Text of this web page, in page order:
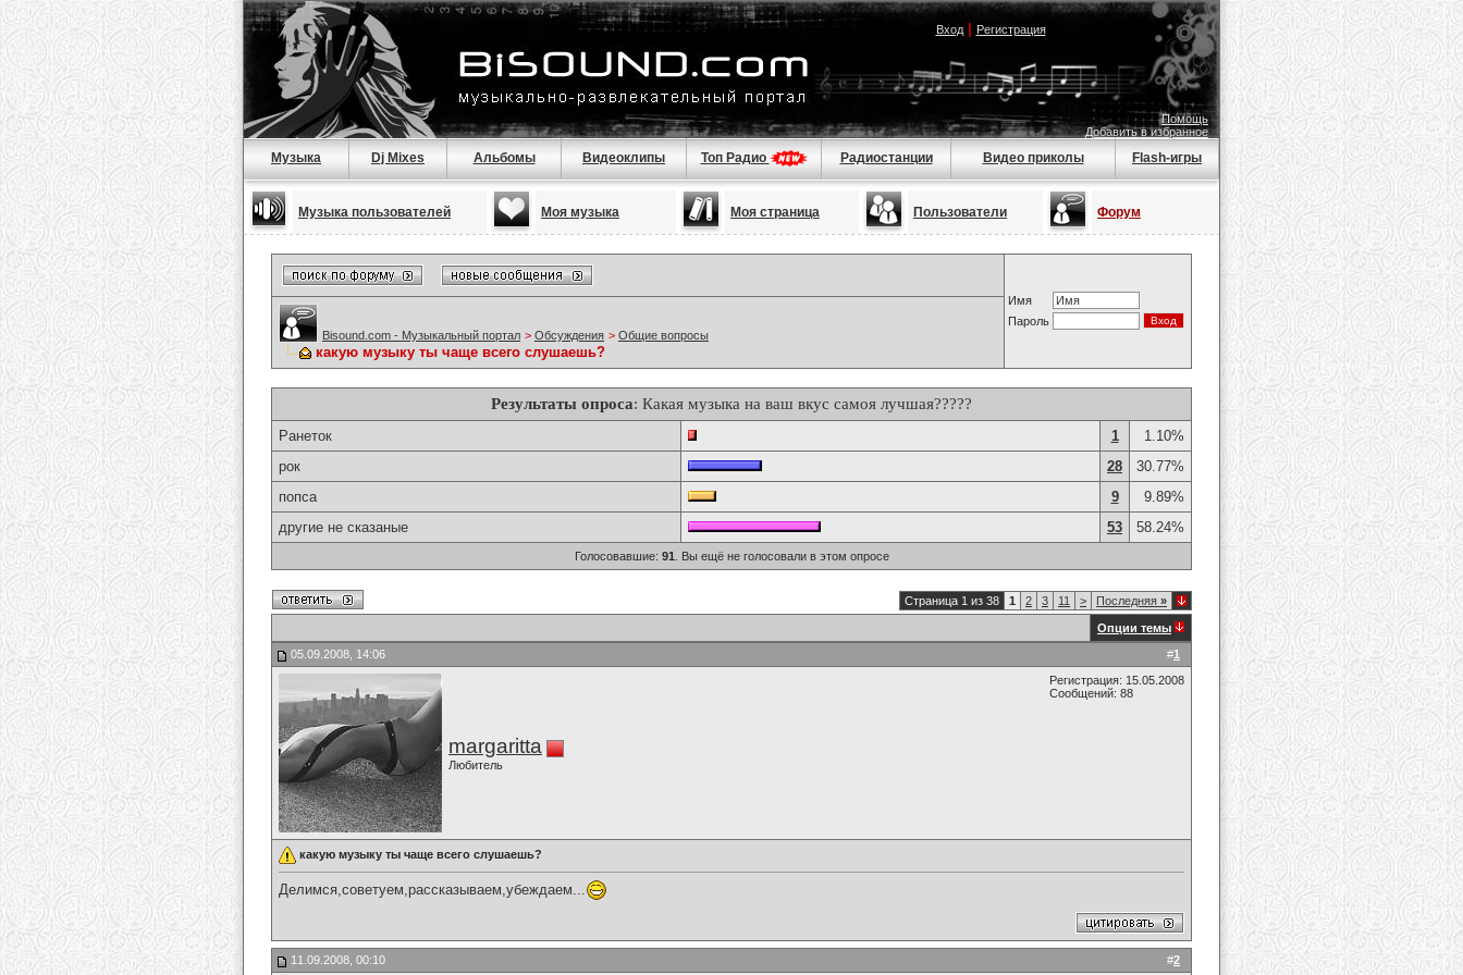
Вход| Регистрация
Помощь
Добавить в избранное
Музыка Dj Mixes Альбомы Видеоклипы Топ Радио Радиостанции Видео приколы Flash-игры
Музыка пользователей Моя музыка Моя страница Пользователи Форум
Имя
Пароль
Bisound.com - Музыкальный портал > Обсуждения > Общие вопросы
какую музыку ты чаще всего слушаешь?
Результаты опроса: Какая музыка на ваш вкус самоя лучшая?????
Ранеток 1
1.10%
рок
28
30.77%
попса
9
9.89%
другие не сказаные
53 58.24%
Голосовавшие: 91 . Вы ещё не голосовали в этом опросе
Страница 1 из 38 1 2 3 11 > Последняя »
Опции темы
#1
05.09.2008, 14:06
margaritta
Любитель
Регистрация: 15.05.2008
Сообщений: 88
какую музыку ты чаще всего слушаешь?
Делимся,советуем,рассказываем,убеждаем...
#2
11.09.2008, 00:10